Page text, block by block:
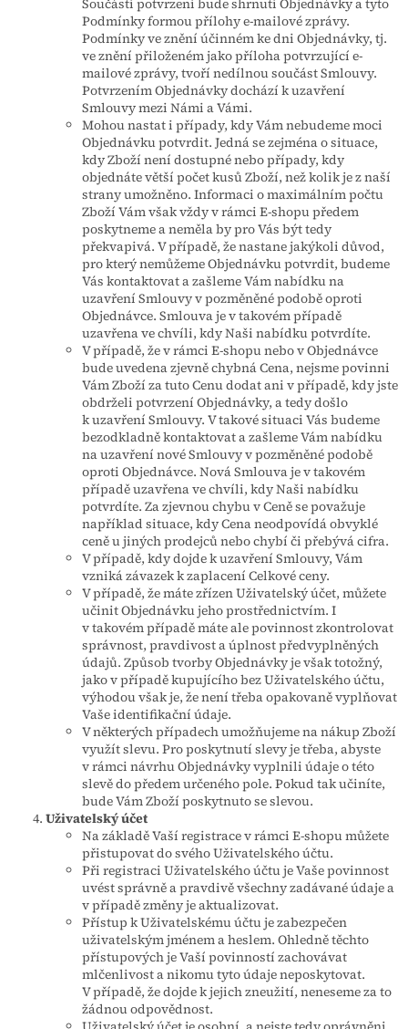
Podmínky formou přílohy e-mailové zprávy.
Podmínky ve znění účinném ke dni Objednávky, tj.
ve znění přiloženém jako příloha potvrzující e-
mailové zprávy, tvoří nedílnou součást Smlouvy.
Potvrzením Objednávky dochází k uzavření
Smlouvy mezi Námi a Vámi.
Mohou nastat i případy, kdy Vám nebudeme moci
Objednávku potvrdit. Jedná se zejména o situace,
kdy Zboží není dostupné nebo případy, kdy
objednáte větší počet kusů Zboží, než kolik je z naší
strany umožněno. Informaci o maximálním počtu
Zboží Vám však vždy v rámci E-shopu předem
poskytneme a neměla by pro Vás být tedy
překvapivá. V případě, že nastane jakýkoli důvod,
pro který nemůžeme Objednávku potvrdit, budeme
Vás kontaktovat a zašleme Vám nabídku na
uzavření Smlouvy v pozměněné podobě oproti
Objednávce. Smlouva je v takovém případě
uzavřena ve chvíli, kdy Naši nabídku potvrdíte.
V případě, že v rámci E-shopu nebo v Objednávce
bude uvedena zjevně chybná Cena, nejsme povinni
Vám Zboží za tuto Cenu dodat ani v případě, kdy jste
obdrželi potvrzení Objednávky, a tedy došlo
k uzavření Smlouvy. V takové situaci Vás budeme
bezodkladně kontaktovat a zašleme Vám nabídku
na uzavření nové Smlouvy v pozměněné podobě
oproti Objednávce. Nová Smlouva je v takovém
případě uzavřena ve chvíli, kdy Naši nabídku
potvrdíte. Za zjevnou chybu v Ceně se považuje
například situace, kdy Cena neodpovídá obvyklé
ceně u jiných prodejců nebo chybí či přebývá cifra.
V případě, kdy dojde k uzavření Smlouvy, Vám
vzniká závazek k zaplacení Celkové ceny.
V případě, že máte zřízen Uživatelský účet, můžete
učinit Objednávku jeho prostřednictvím. I
v takovém případě máte ale povinnost zkontrolovat
správnost, pravdivost a úplnost předvyplněných
údajů. Způsob tvorby Objednávky je však totožný,
jako v případě kupujícího bez Uživatelského účtu,
výhodou však je, že není třeba opakovaně vyplňovat
Vaše identifikační údaje.
V některých případech umožňujeme na nákup Zboží
využít slevu. Pro poskytnutí slevy je třeba, abyste
v rámci návrhu Objednávky vyplnili údaje o této
slevě do předem určeného pole. Pokud tak učiníte,
bude Vám Zboží poskytnuto se slevou.
Uživatelský účet
Na základě Vaší registrace v rámci E-shopu můžete
přistupovat do svého Uživatelského účtu.
Při registraci Uživatelského účtu je Vaše povinnost
uvést správně a pravdivě všechny zadávané údaje a
v případě změny je aktualizovat.
Přístup k Uživatelskému účtu je zabezpečen
uživatelským jménem a heslem. Ohledně těchto
přístupových je Vaší povinností zachovávat
mlčenlivost a nikomu tyto údaje neposkytovat.
V případě, že dojde k jejich zneužití, neneseme za to
žádnou odpovědnost.